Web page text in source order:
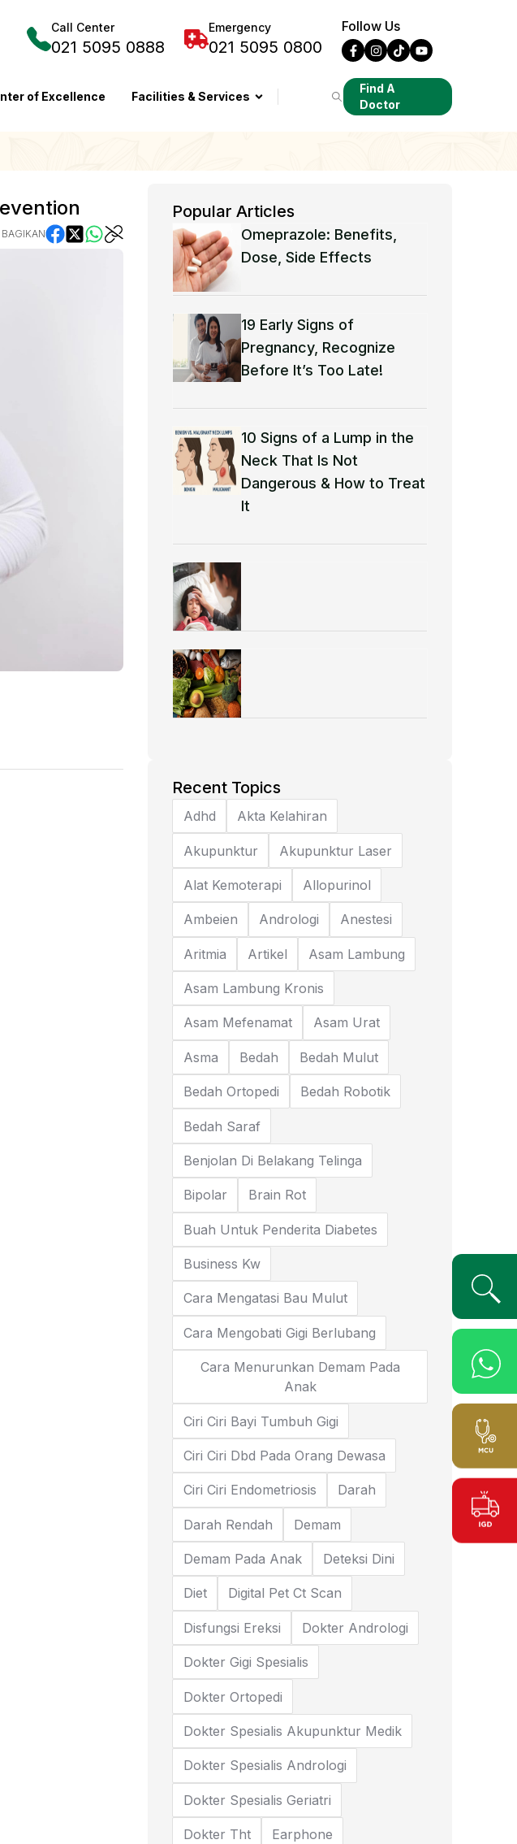
Call Center
021 5095 0888
Emergency
021 5095 0800
Follow Us
of Excellence Facilities & Services
Find A
Doctor
BAGIKAN
Popular Articles
Omeprazole: Benefits,
Dose, Side Effects
19 Early Signs of
Pregnancy, Recognize
Before It’s Too Late!
10 Signs of a Lump in the
Neck That Is Not
Dangerous & How to Treat
It
Recent Topics
Adhd Akta Kelahiran
Akupunktur Akupunktur Laser
Alat Kemoterapi Allopurinol
Ambeien Andrologi Anestesi
Aritmia Artikel Asam Lambung
Asam Lambung Kronis
Asam Mefenamat Asam Urat
Asma Bedah Bedah Mulut
Bedah Ortopedi Bedah Robotik
Bedah Saraf
Benjolan Di Belakang Telinga
Bipolar Brain Rot
Buah Untuk Penderita Diabetes
Business Kw
Cara Mengatasi Bau Mulut
Cara Mengobati Gigi Berlubang
Cara Menurunkan Demam Pada
Anak
Ciri Ciri Bayi Tumbuh Gigi
Ciri Ciri Dbd Pada Orang Dewasa
Ciri Ciri Endometriosis Darah
Darah Rendah Demam
Demam Pada Anak Deteksi Dini
Diet Digital Pet Ct Scan
Disfungsi Ereksi Dokter Andrologi
Dokter Gigi Spesialis
Dokter Ortopedi
Dokter Spesialis Akupunktur Medik
Dokter Spesialis Andrologi
Dokter Spesialis Geriatri
Dokter Tht Earphone